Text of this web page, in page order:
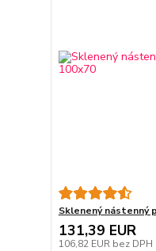
Sklenený nástenný
131,39 EUR
106,82 EUR bez DPH